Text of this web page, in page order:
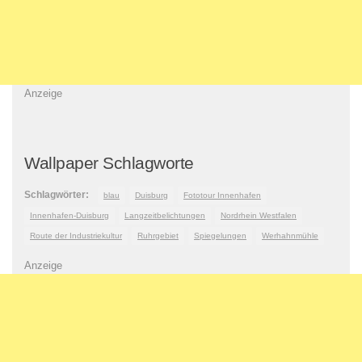
Anzeige
Wallpaper Schlagworte
Schlagwörter: blau Duisburg Fototour Innenhafen
Innenhafen-Duisburg Langzeitbelichtungen Nordrhein Westfalen
Route der Industriekultur Ruhrgebiet Spiegelungen Werhahnmühle
Anzeige